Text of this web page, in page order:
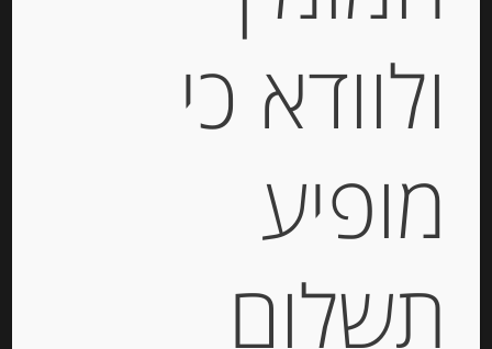
ולוודא כי
מופיע
תשלום